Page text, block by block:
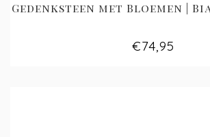
Gedenksteen met Bloemen |
€74,95